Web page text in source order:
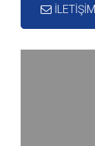
İLETİŞİM